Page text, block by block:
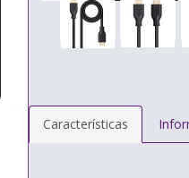
Características